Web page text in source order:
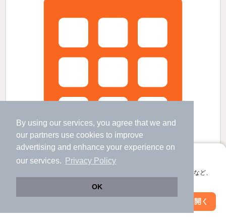
By using our services, you agree that we and
our partners use cookies to improve
advertising and enhance your experience on
our services.
Privacy Policy
OK
アプリに切り替えて、サクサクお部屋探し
会員登録なしですぐ使える。マップ検索やお気に入り保存など、
アプリを開く
南仙台駅 歩3分 （東北線など）
絞り込み条件を変更